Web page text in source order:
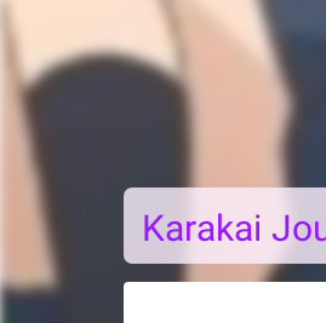
Karakai